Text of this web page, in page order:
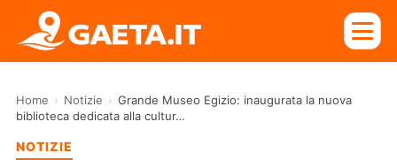
Home › Notizie › Grande Museo Egizio: inaugurata la nuova
biblioteca dedicata alla cultur…
NOTIZIE